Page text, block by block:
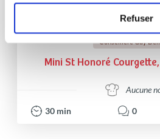
Refuser
Conseillère Guy
Mini St Honoré
Aucune
30 min 0